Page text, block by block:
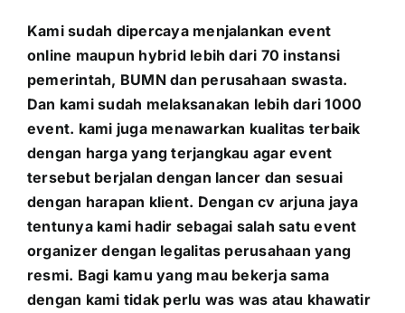
Kami sudah dipercaya menjalankan event
online maupun hybrid lebih dari 70 instansi
pemerintah, BUMN dan perusahaan swasta.
Dan kami sudah melaksanakan lebih dari 1000
event. kami juga menawarkan kualitas terbaik
dengan harga yang terjangkau agar event
tersebut berjalan dengan lancer dan sesuai
dengan harapan klient. Dengan cv arjuna jaya
tentunya kami hadir sebagai salah satu event
organizer dengan legalitas perusahaan yang
resmi. Bagi kamu yang mau bekerja sama
dengan kami tidak perlu was was atau khawatir